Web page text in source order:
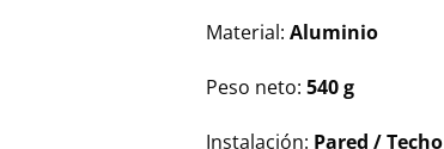
Material: Aluminio
Peso neto: 540 g
Instalación: Pared / Techo